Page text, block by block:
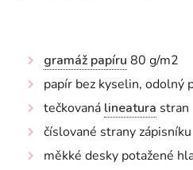
gramáž papíru 80 g/m2
papír bez kyselin, odolný
tečkovaná lineatura stran
číslované strany zápisníku
měkké desky potažené